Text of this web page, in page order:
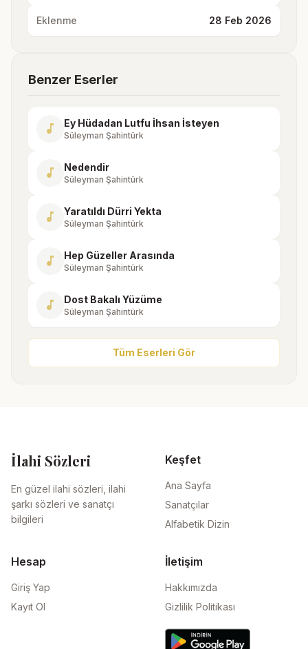
Eklenme 28 Feb 2026
Benzer Eserler
music_note Ey Hüdadan Lutfu İhsan İsteyen
Süleyman Şahintürk
music_note Nedendir
Süleyman Şahintürk
music_note Yaratıldı Dürri Yekta
Süleyman Şahintürk
music_note Hep Güzeller Arasında
Süleyman Şahintürk
music_note Dost Bakalı Yüzüme
Süleyman Şahintürk
Tüm Eserleri Gör
İlahi Sözleri
En güzel ilahi sözleri, ilahi
şarkı sözleri ve sanatçı
bilgileri
Keşfet
Ana Sayfa
Sanatçılar
Alfabetik Dizin
Hesap
Giriş Yap
Kayıt Ol
İletişim
Hakkımızda
Gizlilik Politikası